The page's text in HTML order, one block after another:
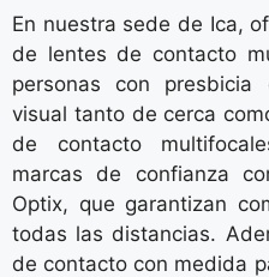
En nuestra sede de Ica,
de lentes de contacto
personas con presbicia
visual tanto de cerca
de contacto
marcas de confianza
Optix, que garantizan
todas las distancias.
de contacto con medida